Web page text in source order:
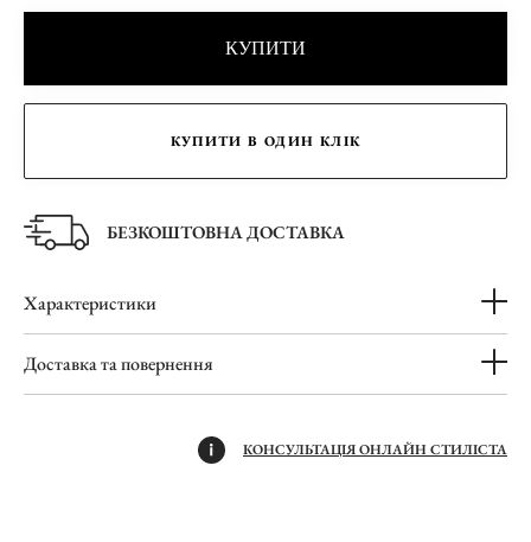
КУПИТИ
КУПИТИ В ОДИН КЛІК
БЕЗКОШТОВНА ДОСТАВКА
Характеристики
Доставка та повернення
КОНСУЛЬТАЦІЯ ОНЛАЙН СТИЛІСТА